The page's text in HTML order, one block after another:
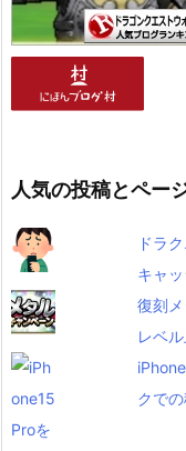
人気の投稿とペー
ドラ
キャ
復刻
レベ
クで